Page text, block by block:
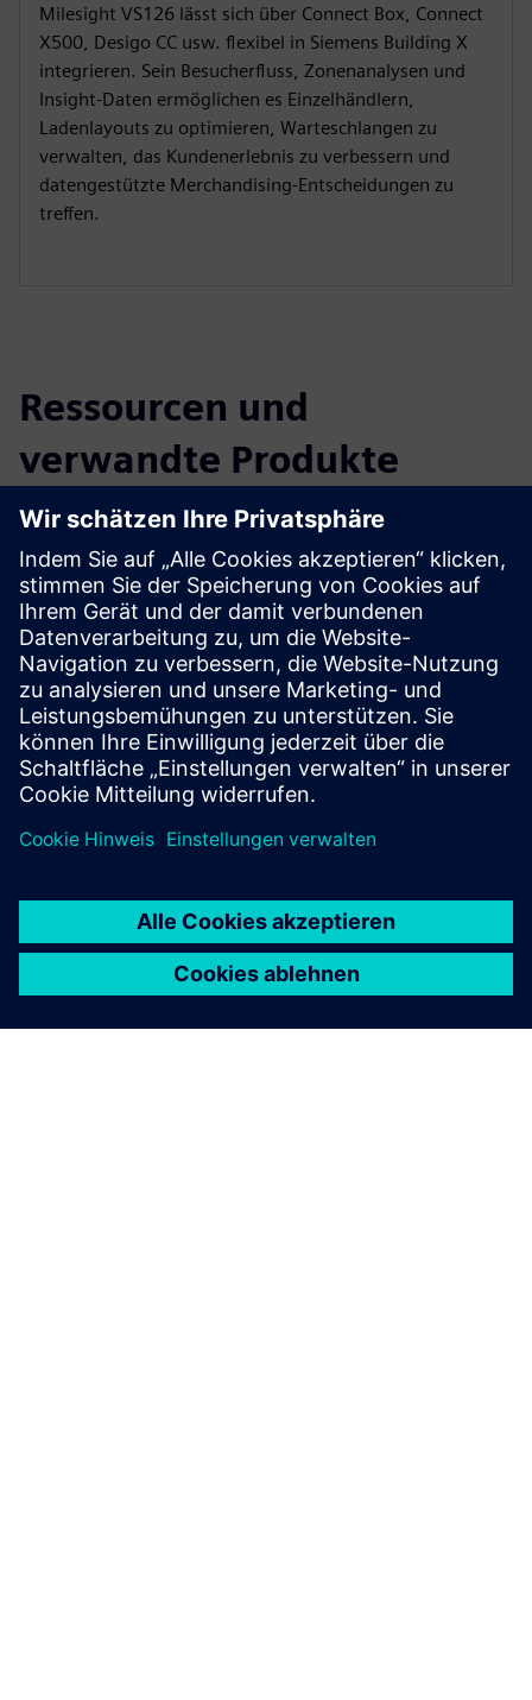
Milesight VS126 lässt sich über Connect Box, Connect
X500, Desigo CC usw. flexibel in Siemens Building X
integrieren. Sein Besucherfluss, Zonenanalysen und
Insight-Daten ermöglichen es Einzelhändlern,
Ladenlayouts zu optimieren, Warteschlangen zu
verwalten, das Kundenerlebnis zu verbessern und
datengestützte Merchandising-Entscheidungen zu
treffen.
Ressourcen und
verwandte Produkte
erkunden
Weitere Informationen und
Ressourcen
VS126 Datenblatt
VS126 Benutzerhandbuch
Milesight IoT-Unternehmensprofil 2025